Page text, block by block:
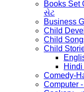
Books Set
સેટ
Business
Child
Child
Child
Comedy-
Computer